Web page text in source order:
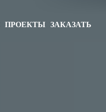
ПРОЕКТЫ ЗАКАЗАТЬ